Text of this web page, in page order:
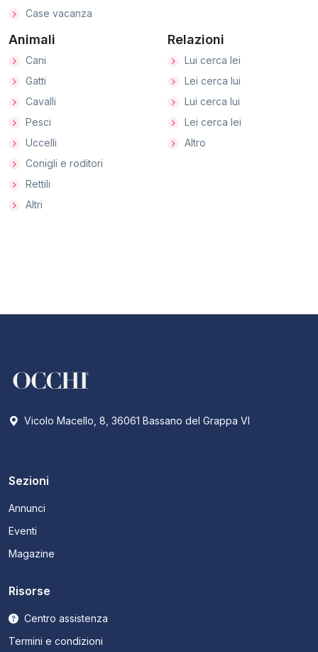
Case vacanza
Animali
Cani
Gatti
Cavalli
Pesci
Uccelli
Conigli e roditori
Rettili
Altri
Relazioni
Lui cerca lei
Lei cerca lui
Lui cerca lui
Lei cerca lei
Altro
Vicolo Macello, 8, 36061 Bassano del Grappa VI
Sezioni
Annunci
Eventi
Magazine
Risorse
Centro assistenza
Termini e condizioni